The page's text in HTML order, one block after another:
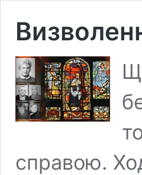
справою.